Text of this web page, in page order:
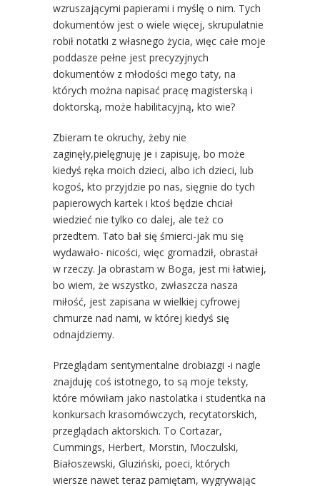
wzruszającymi papierami i myślę o nim. Tych
dokumentów jest o wiele więcej, skrupulatnie
robił notatki z własnego życia, więc całe moje
poddasze pełne jest precyzyjnych
dokumentów z młodości mego taty, na
których można napisać pracę magisterską i
doktorską, może habilitacyjną, kto wie?
Zbieram te okruchy, żeby nie
zaginęły,pielęgnuję je i zapisuję, bo może
kiedyś ręka moich dzieci, albo ich dzieci, lub
kogoś, kto przyjdzie po nas, sięgnie do tych
papierowych kartek i ktoś będzie chciał
wiedzieć nie tylko co dalej, ale też co
przedtem. Tato bał się śmierci-jak mu się
wydawało- nicości, więc gromadził, obrastał
w rzeczy. Ja obrastam w Boga, jest mi łatwiej,
bo wiem, że wszystko, zwłaszcza nasza
miłość, jest zapisana w wielkiej cyfrowej
chmurze nad nami, w której kiedyś się
odnajdziemy.
Przeglądam sentymentalne drobiazgi -i nagle
znajduję coś istotnego, to są moje teksty,
które mówiłam jako nastolatka i studentka na
konkursach krasomówczych, recytatorskich,
przeglądach aktorskich. To Cortazar,
Cummings, Herbert, Morstin, Moczulski,
Białoszewski, Gluziński, poeci, których
wiersze nawet teraz pamiętam, wygrywając